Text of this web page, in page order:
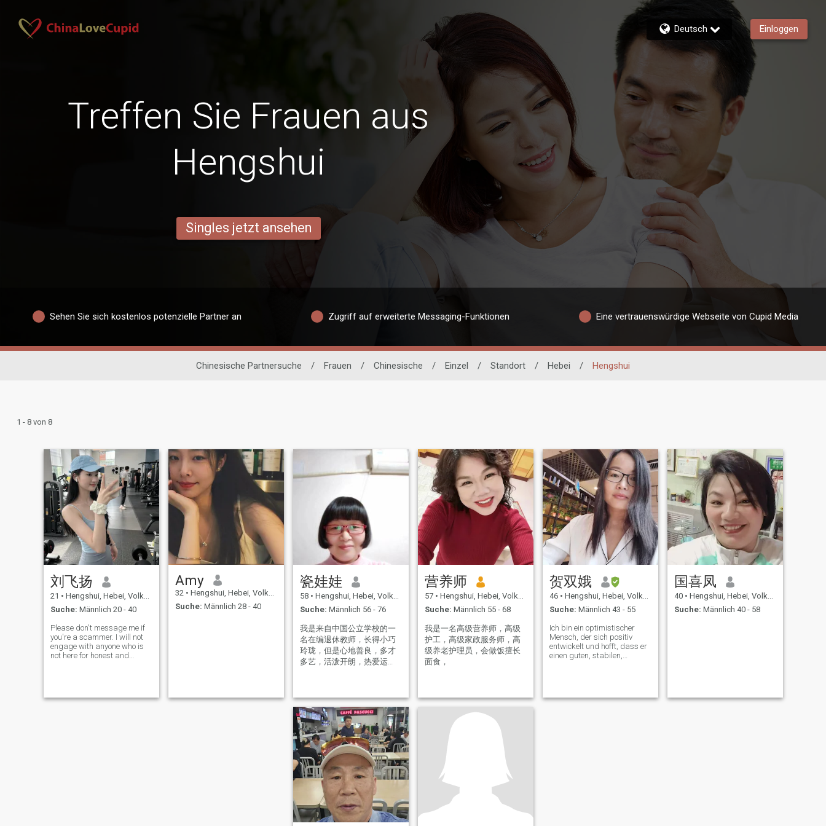
Deutsch Einloggen
Treffen Sie Frauen aus
Hengshui
Singles jetzt ansehen
Sehen Sie sich kostenlos potenzielle Partner an Zugriff auf erweiterte Messaging-Funktionen Eine vertrauenswürdige Webseite von Cupid Media
Chinesische Partnersuche / Frauen / Chinesische / Einzel / Standort / Hebei / Hengshui
1 - 8 von 8
刘飞扬
21 • Hengshui, Hebei, Volksrep. China
Suche: Männlich 20 - 40
Please don't message me if
you're a scammer. I will not
engage with anyone who is
not here for honest and
Amy
32 • Hengshui, Hebei, Volksrep. China
Suche: Männlich 28 - 40
瓷娃娃
58 • Hengshui, Hebei, Volksrep. China
Suche: Männlich 56 - 76
我是来自中国公立学校的一
名在编退休教师，长得小巧
玲珑，但是心地善良，多才
多艺，活泼开朗，热爱运
营养师
57 • Hengshui, Hebei, Volksrep. China
Suche: Männlich 55 - 68
我是一名高级营养师，高级
护工，高级家政服务师，高
级养老护理员，会做饭擅长
面食，
贺双娥
46 • Hengshui, Hebei, Volksrep. China
Suche: Männlich 43 - 55
Ich bin ein optimistischer
Mensch, der sich positiv
entwickelt und hofft, dass er
einen guten, stabilen,
国喜凤
40 • Hengshui, Hebei, Volksrep. China
Suche: Männlich 40 - 58